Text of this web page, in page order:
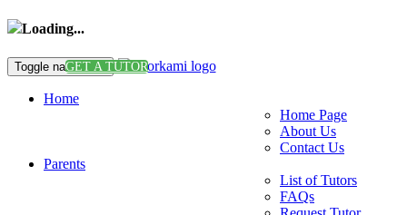
Loading...
Toggle navigationGET A TUTOR
Home
Home Page
About Us
Contact Us
Parents
List of Tutors
FAQs